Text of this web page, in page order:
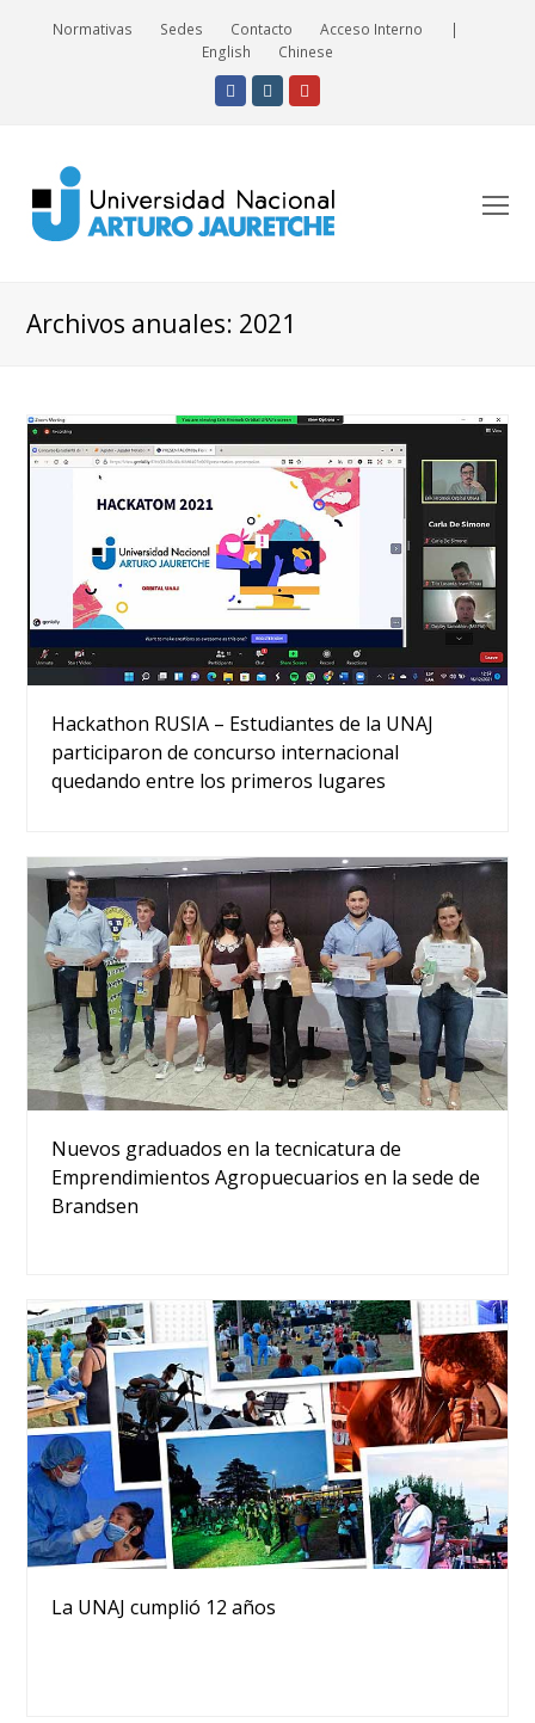
Normativas Sedes Contacto Acceso Interno
|
English
Chinese
FacebookInstagram
Archivos anuales: 2021
Hackathon RUSIA – Estudiantes de la UNAJ
participaron de concurso internacional
quedando entre los primeros lugares
Nuevos graduados en la tecnicatura de
Emprendimientos Agropuecuarios en la sede de
Brandsen
La UNAJ cumplió 12 años